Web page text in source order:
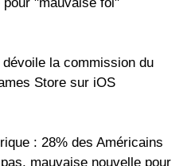
la commission du
Store sur iOS
: 28% des Américains
mauvaise nouvelle pour